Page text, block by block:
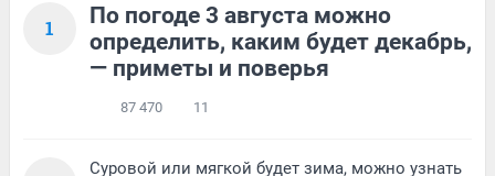
1
По погоде 3 августа можно
определить, каким будет декабрь,
— приметы и поверья
87 470 11
Суровой или мягкой будет зима, можно узнать